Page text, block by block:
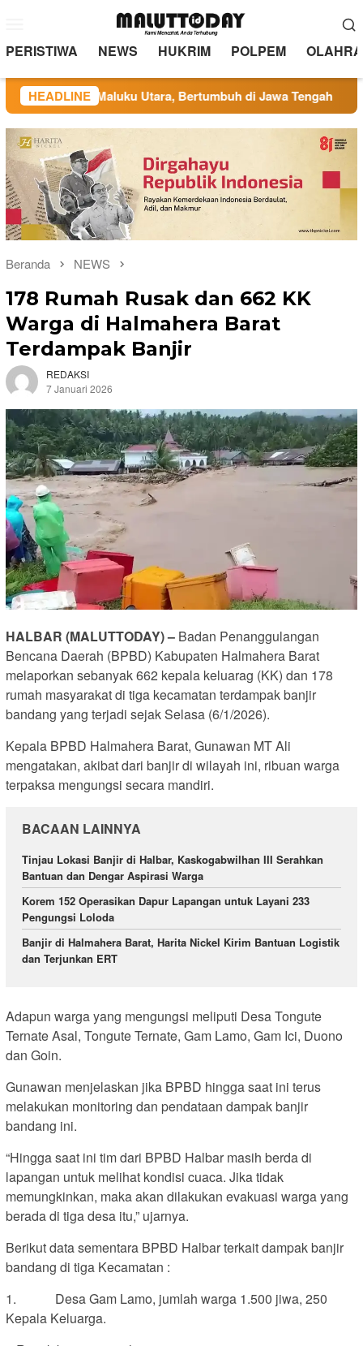
kontenMobile
PERISTIWA NEWS HUKRIM POLPEM
HEADLINE
di Maluku Utara, Bertumbuh di Jawa Tengah
Beranda NEWS
178 Rumah Rusak dan 662 KK
Warga di Halmahera Barat
Terdampak Banjir
REDAKSI
7 Januari 2026
HALBAR (MALUTTODAY) – Badan Penanggulangan
Bencana Daerah (BPBD) Kabupaten Halmahera Barat
melaporkan sebanyak 662 kepala keluarag (KK) dan 178
rumah masyarakat di tiga kecamatan terdampak banjir
bandang yang terjadi sejak Selasa (6/1/2026).
Kepala BPBD Halmahera Barat, Gunawan MT Ali
mengatakan, akibat dari banjir di wilayah ini, ribuan warga
terpaksa mengungsi secara mandiri.
BACAAN LAINNYA
Tinjau Lokasi Banjir di Halbar, Kaskogabwilhan III Serahkan
Bantuan dan Dengar Aspirasi Warga
Korem 152 Operasikan Dapur Lapangan untuk Layani 233
Pengungsi Loloda
Banjir di Halmahera Barat, Harita Nickel Kirim Bantuan Logistik
dan Terjunkan ERT
Adapun warga yang mengungsi meliputi Desa Tongute
Ternate Asal, Tongute Ternate, Gam Lamo, Gam Ici, Duono
dan Goin.
Gunawan menjelaskan jika BPBD hingga saat ini terus
melakukan monitoring dan pendataan dampak banjir
bandang ini.
“Hingga saat ini tim dari BPBD Halbar masih berda di
lapangan untuk melihat kondisi cuaca. Jika tidak
memungkinkan, maka akan dilakukan evakuasi warga yang
berada di tiga desa itu,” ujarnya.
Berikut data sementara BPBD Halbar terkait dampak banjir
bandang di tiga Kecamatan :
1. Desa Gam Lamo, jumlah warga 1.500 jiwa, 250
Kepala Keluarga.